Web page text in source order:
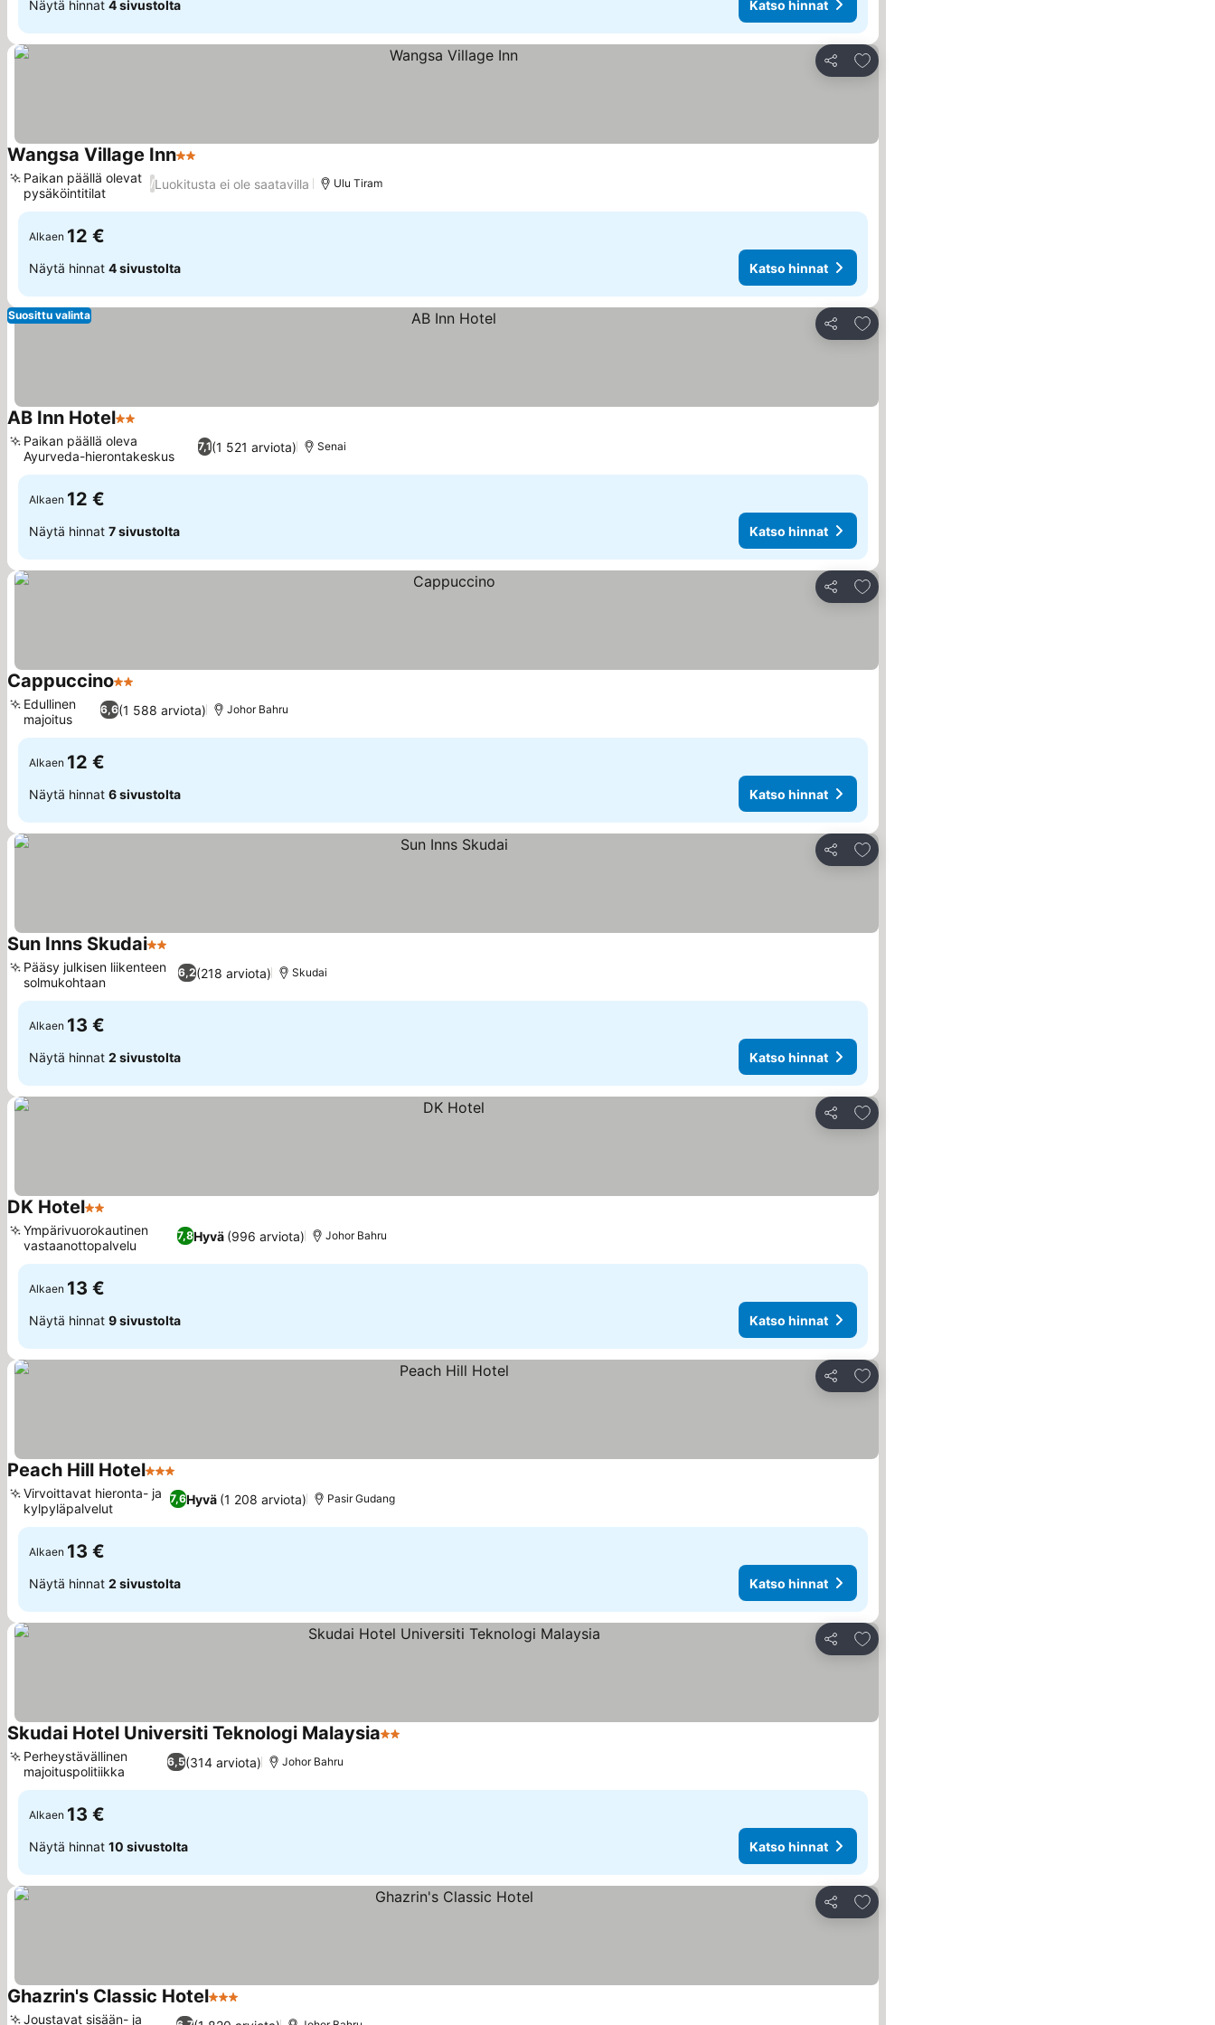
Näytä hinnat 4 sivustolta Katso hinnat
Jaa
Lisää suosikkeihin
Wangsa Village Inn2 Tähtiluokitus
/Luokitusta ei ole saatavilla
Paikan päällä olevat
pysäköintitilat
Ulu Tiram
Alkaen 12 €
Näytä hinnat 4 sivustolta Katso hinnat
Jaa
Lisää suosikkeihin
Suosittu valinta
AB Inn Hotel2 Tähtiluokitus
7,1(1 521 arviota)
Paikan päällä oleva
Ayurveda-hierontakeskus
Senai
Alkaen 12 €
Näytä hinnat 7 sivustolta Katso hinnat
Jaa
Lisää suosikkeihin
Cappuccino2 Tähtiluokitus
6,6(1 588 arviota)
Edullinen
majoitus
Johor Bahru
Alkaen 12 €
Näytä hinnat 6 sivustolta Katso hinnat
Jaa
Lisää suosikkeihin
Sun Inns Skudai2 Tähtiluokitus
6,2(218 arviota)
Pääsy julkisen liikenteen
solmukohtaan
Skudai
Alkaen 13 €
Näytä hinnat 2 sivustolta Katso hinnat
Jaa
Lisää suosikkeihin
DK Hotel2 Tähtiluokitus
7,8Hyvä (996 arviota)
Ympärivuorokautinen
vastaanottopalvelu
Johor Bahru
Alkaen 13 €
Näytä hinnat 9 sivustolta Katso hinnat
Jaa
Lisää suosikkeihin
Peach Hill Hotel3 Tähtiluokitus
7,6Hyvä (1 208 arviota)
Virvoittavat hieronta- ja
kylpyläpalvelut
Pasir Gudang
Alkaen 13 €
Näytä hinnat 2 sivustolta Katso hinnat
Jaa
Lisää suosikkeihin
Skudai Hotel Universiti Teknologi Malaysia2 Tähtiluokitus
6,5(314 arviota)
Perheystävällinen
majoituspolitiikka
Johor Bahru
Alkaen 13 €
Näytä hinnat 10 sivustolta Katso hinnat
Jaa
Lisää suosikkeihin
Ghazrin's Classic Hotel3 Tähtiluokitus
Joustavat sisään- ja